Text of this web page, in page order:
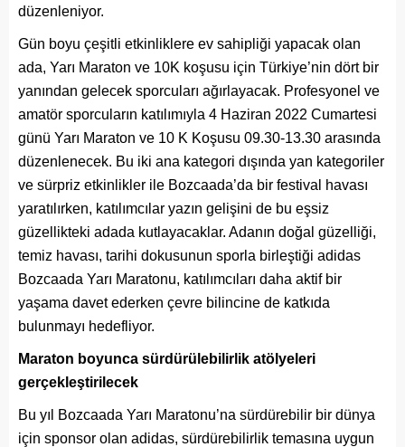
düzenleniyor.
Gün boyu çeşitli etkinliklere ev sahipliği yapacak olan
ada, Yarı Maraton ve 10K koşusu için Türkiye’nin dört bir
yanından gelecek sporcuları ağırlayacak. Profesyonel ve
amatör sporcuların katılımıyla 4 Haziran 2022 Cumartesi
günü Yarı Maraton ve 10 K Koşusu 09.30-13.30 arasında
düzenlenecek. Bu iki ana kategori dışında yan kategoriler
ve sürpriz etkinlikler ile Bozcaada’da bir festival havası
yaratılırken, katılımcılar yazın gelişini de bu eşsiz
güzellikteki adada kutlayacaklar. Adanın doğal güzelliği,
temiz havası, tarihi dokusunun sporla birleştiği adidas
Bozcaada Yarı Maratonu, katılımcıları daha aktif bir
yaşama davet ederken çevre bilincine de katkıda
bulunmayı hedefliyor.
Maraton boyunca sürdürülebilirlik atölyeleri
gerçekleştirilecek
Bu yıl Bozcaada Yarı Maratonu’na sürdürebilir bir dünya
için sponsor olan adidas, sürdürebilirlik temasına uygun